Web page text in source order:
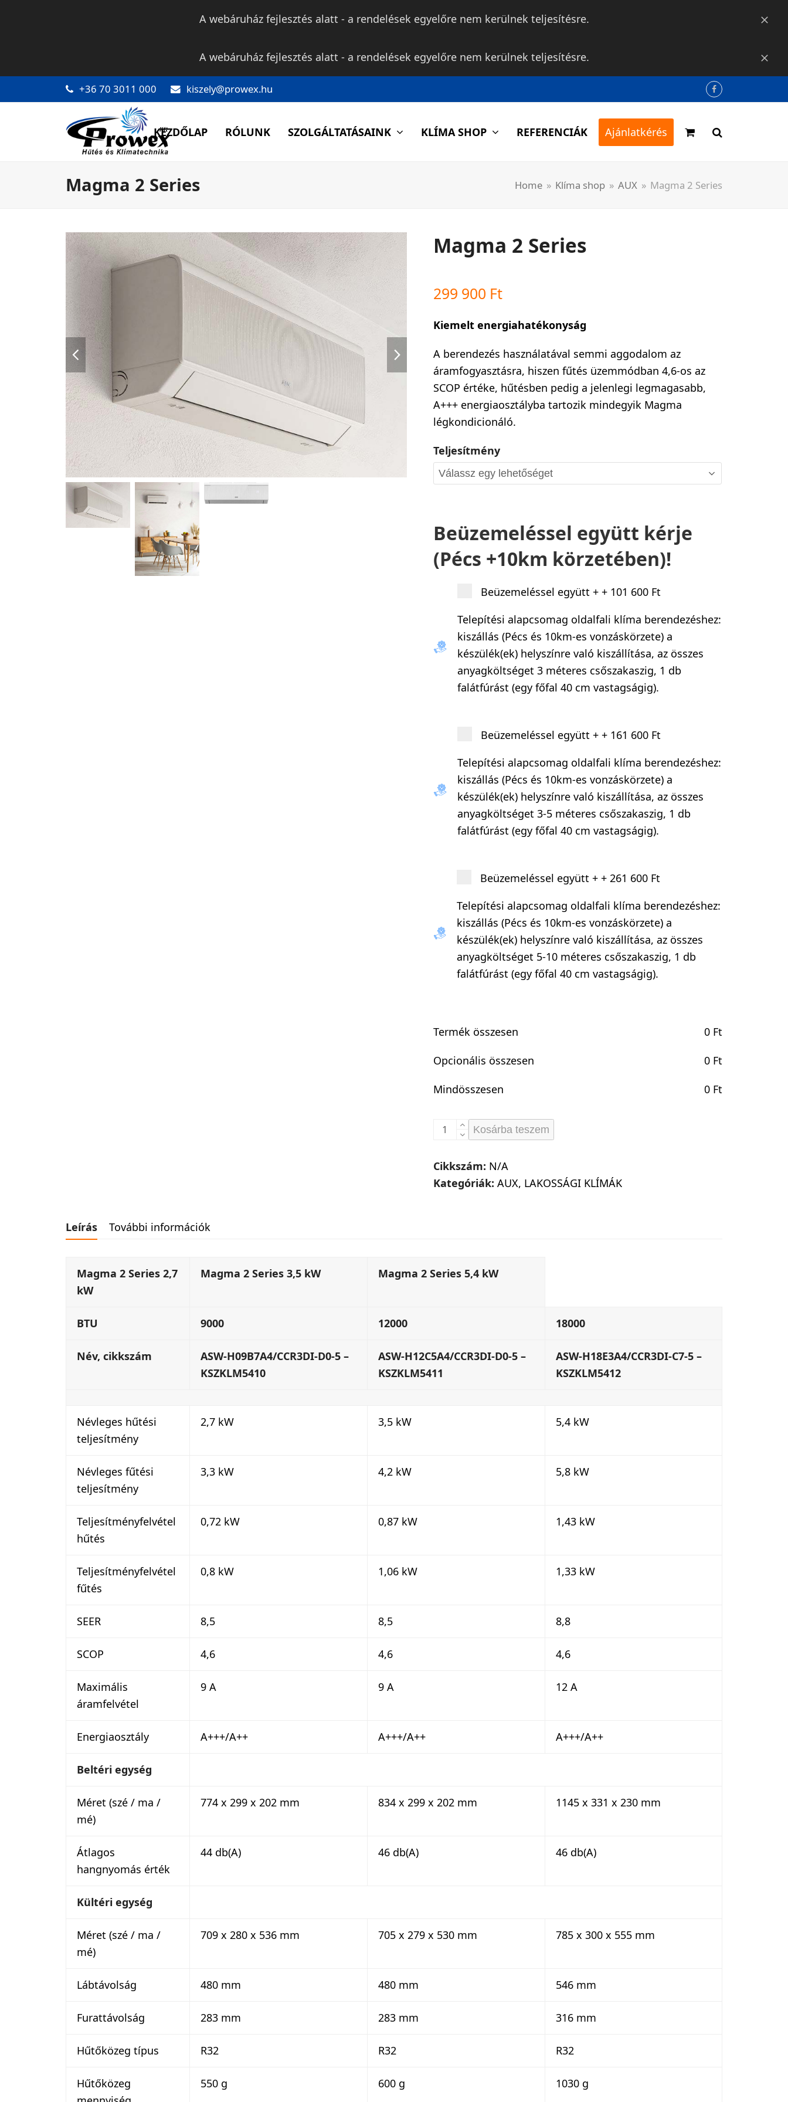
A webáruház fejlesztés alatt - a rendelések egyelőre nem kerülnek teljesítésre.
A webáruház fejlesztés alatt - a rendelések egyelőre nem kerülnek teljesítésre.
+36 70 3011 000 kiszely@prowex.hu Facebook
KEZDŐLAP RÓLUNK SZOLGÁLTATÁSAINK KLÍMA SHOP REFERENCIÁK Ajánlatkérés
Magma 2 Series Home » Klíma shop » AUX » Magma 2 Series
previous
slide
next
Magma 2 Series
299 900 Ft
Kiemelt energiahatékonyság
A berendezés használatával semmi aggodalom az
áramfogyasztásra, hiszen fűtés üzemmódban 4,6-os az
SCOP értéke, hűtésben pedig a jelenlegi legmagasabb,
A+++ energiaosztályba tartozik mindegyik Magma
légkondicionáló.
Teljesítmény
Beüzemeléssel együtt kérje
(Pécs +10km körzetében)!
Beüzemeléssel együtt ++ 101 600 Ft
Telepítési alapcsomag oldalfali klíma berendezéshez:
kiszállás (Pécs és 10km-es vonzáskörzete) a
készülék(ek) helyszínre való kiszállítása, az összes
anyagköltséget 3 méteres csőszakaszig, 1 db
falátfúrást (egy főfal 40 cm vastagságig).
Beüzemeléssel együtt ++ 161 600 Ft
Telepítési alapcsomag oldalfali klíma berendezéshez:
kiszállás (Pécs és 10km-es vonzáskörzete) a
készülék(ek) helyszínre való kiszállítása, az összes
anyagköltséget 3-5 méteres csőszakaszig, 1 db
falátfúrást (egy főfal 40 cm vastagságig).
Beüzemeléssel együtt + +261 600 Ft
Telepítési alapcsomag oldalfali klíma berendezéshez:
kiszállás (Pécs és 10km-es vonzáskörzete) a
készülék(ek) helyszínre való kiszállítása, az összes
anyagköltséget 5-10 méteres csőszakaszig, 1 db
falátfúrást (egy főfal 40 cm vastagságig).
Termék összesen 0 Ft
Opcionális összesen 0 Ft
Mindösszesen 0 Ft
Magma
Series
mennyiség
Kosárba teszem
Cikkszám: N/A
Kategóriák: AUX, LAKOSSÁGI KLÍMÁK
Leírás További információk
Magma 2 Series 2,7
kW
Magma 2 Series 3,5 kW Magma 2 Series 5,4 kW
BTU 9000 12000 18000
Név, cikkszám
ASW-H09B7A4/CCR3DI-D0-5 –
KSZKLM5410
ASW-H12C5A4/CCR3DI-D0-5 –
KSZKLM5411
ASW-H18E3A4/CCR3DI-C7-5 –
KSZKLM5412
Névleges hűtési
teljesítmény
2,7 kW 3,5 kW 5,4 kW
Névleges fűtési
teljesítmény
3,3 kW 4,2 kW 5,8 kW
Teljesítményfelvétel
hűtés
0,72 kW 0,87 kW 1,43 kW
Teljesítményfelvétel
fűtés
0,8 kW 1,06 kW 1,33 kW
SEER 8,5 8,5 8,8
SCOP 4,6 4,6 4,6
Maximális
áramfelvétel
9 A 9 A 12 A
Energiaosztály A+++/A++ A+++/A++ A+++/A++
Beltéri egység
Méret (szé / ma /
mé)
774 x 299 x 202 mm 834 x 299 x 202 mm 1145 x 331 x 230 mm
Átlagos
hangnyomás érték
44 db(A) 46 db(A) 46 db(A)
Kültéri egység
Méret (szé / ma /
mé)
709 x 280 x 536 mm 705 x 279 x 530 mm 785 x 300 x 555 mm
Lábtávolság 480 mm 480 mm 546 mm
Furattávolság 283 mm 283 mm 316 mm
Hűtőközeg típus R32 R32 R32
Hűtőközeg
550 g 600 g 1030 g